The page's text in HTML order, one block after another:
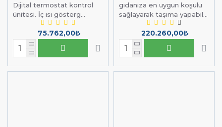
Dijital termostat kontrol
ünitesi. İç ısı gösterg...
75.762,00₺
gıdanıza en uygun koşulu
sağlayarak taşıma yapabil...
220.260,00₺